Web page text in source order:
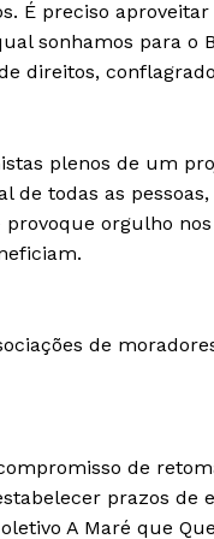
É preciso
sonhamos para o
direitos,
plenos de um
todas as
orgulho
de
de
prazos de
A Maré que